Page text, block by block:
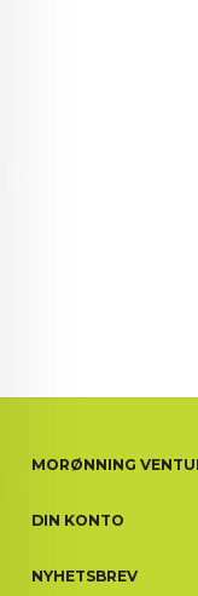
MORØNNING
DIN KONTO
NYHETSBREV